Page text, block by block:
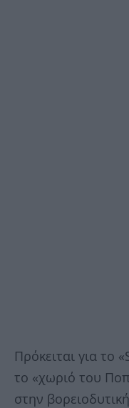
Πρόκειται για το
το «χωριό του
στην